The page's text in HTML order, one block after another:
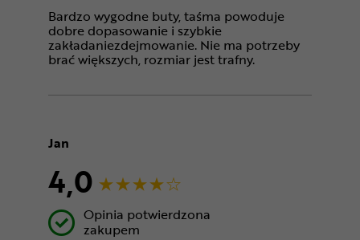
Bardzo wygodne buty, taśma powoduje
dobre dopasowanie i szybkie
zakładaniezdejmowanie. Nie ma potrzeby
brać większych, rozmiar jest trafny.
Jan
4,0
Opinia potwierdzona
zakupem